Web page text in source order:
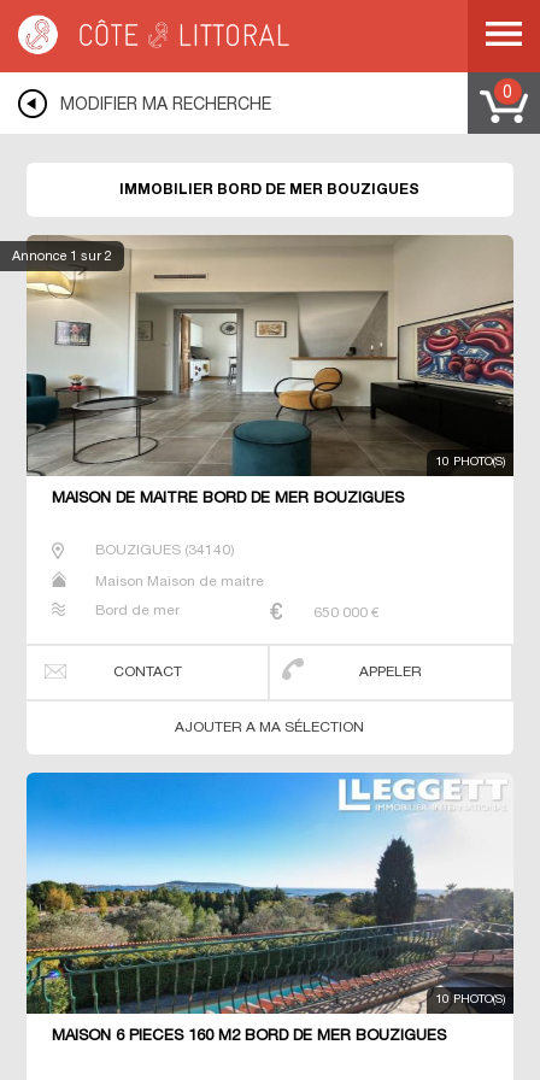
ROUSSILLON> HERAULT BOUZIGUES
MODIFIER MA RECHERCHE
0
Annonce 1 sur 2
IMMOBILIER BORD DE MER BOUZIGUES
10 PHOTO(S)
MAISON DE MAÎTRE BORD DE MER BOUZIGUES
BOUZIGUES(34140)
Maison Maison de maitre
Bord de mer 650 000 €
CONTACT APPELER
AJOUTER A MA SÉLECTION
10 PHOTO(S)
MAISON 6 PIECES 160 M2 BORD DE MER BOUZIGUES